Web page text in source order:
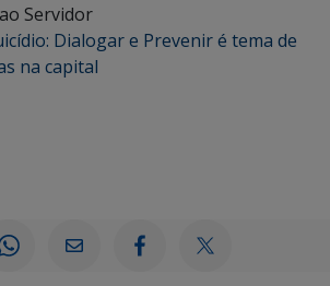
Servidor
Dialogar e Prevenir é tema de
na capital